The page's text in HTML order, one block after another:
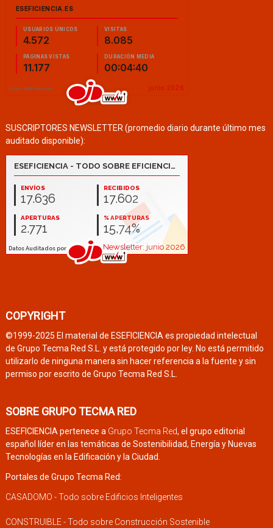
SUSCRIPTORES NEWSLETTER (promedio diario durante último mes
auditado disponible):
COPYRIGHT
©1999-2025 El material de ESEFICIENCIA es propiedad intelectual
de Grupo Tecma Red S.L. y está protegido por ley. No está permitido
utilizarlo de ninguna manera sin hacer referencia a la fuente y sin
permiso por escrito de Grupo Tecma Red S.L.
SOBRE GRUPO TECMA RED
ESEFICIENCIA pertenece a Grupo Tecma Red, el grupo editorial
español líder en las temáticas de Sostenibilidad, Energía y Nuevas
Tecnologías en la Edificación y la Ciudad.
Portales de Grupo Tecma Red:
CASADOMO - Todo sobre Edificios Inteligentes
CONSTRUIBLE - Todo sobre Construcción Sostenible